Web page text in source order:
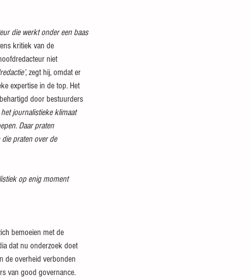
die werkt onder een baas
kritiek van de
niet
, zegt hij, omdat er
expertise in de top. Het
door bestuurders
journalistieke klimaat
Daar praten
praten over de
op enig moment
bemoeien met de
dat nu onderzoek doet
de overheid verbonden
van good governance.